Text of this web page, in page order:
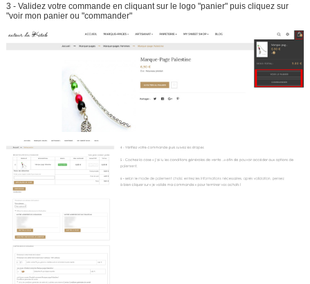
3 - Validez votre commande en cliquant sur le logo "panier" puis cliquez sur
"voir mon panier ou "commander"